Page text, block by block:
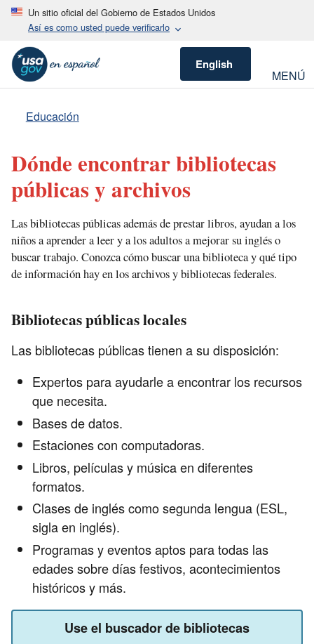
Un sitio oficial del Gobierno de Estados Unidos
Así es como usted puede verificarlo
English
MENÚ
Educación
Dónde encontrar bibliotecas
públicas y archivos
Las bibliotecas públicas además de prestar libros, ayudan a los
niños a aprender a leer y a los adultos a mejorar su inglés o
buscar trabajo. Conozca cómo buscar una biblioteca y qué tipo
de información hay en los archivos y bibliotecas federales.
Bibliotecas públicas locales
Las bibliotecas públicas tienen a su disposición:
Expertos para ayudarle a encontrar los recursos
que necesita.
Bases de datos.
Estaciones con computadoras.
Libros, películas y música en diferentes
formatos.
Clases de inglés como segunda lengua (ESL,
sigla en inglés).
Programas y eventos aptos para todas las
edades sobre días festivos, acontecimientos
históricos y más.
Use el buscador de bibliotecas